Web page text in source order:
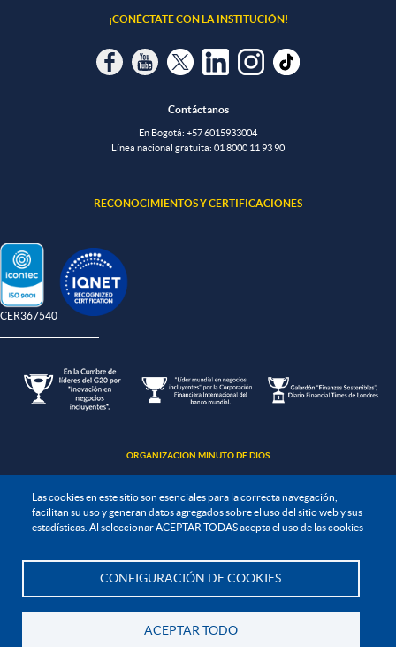
Las cookies en este sitio son esenciales para la correcta navegación,
facilitan su uso y generan datos agregados sobre el uso del sitio web y sus
estadísticas. Al seleccionar ACEPTAR TODAS acepta el uso de las cookies
CONFIGURACIÓN DE COOKIES
ACEPTAR TODO
¡CONÉCTATE CON LA INSTITUCIÓN!
Contáctanos
En Bogotá: +57 6015933004
Línea nacional gratuita: 01 8000 11 93 90
RECONOCIMIENTOS Y CERTIFICACIONES
CER367540
ORGANIZACIÓN MINUTO DE DIOS
Política de protección de datos
Política de tratamiento de la información
Todos los derechos Reservados. UNIMINUTO 2020©